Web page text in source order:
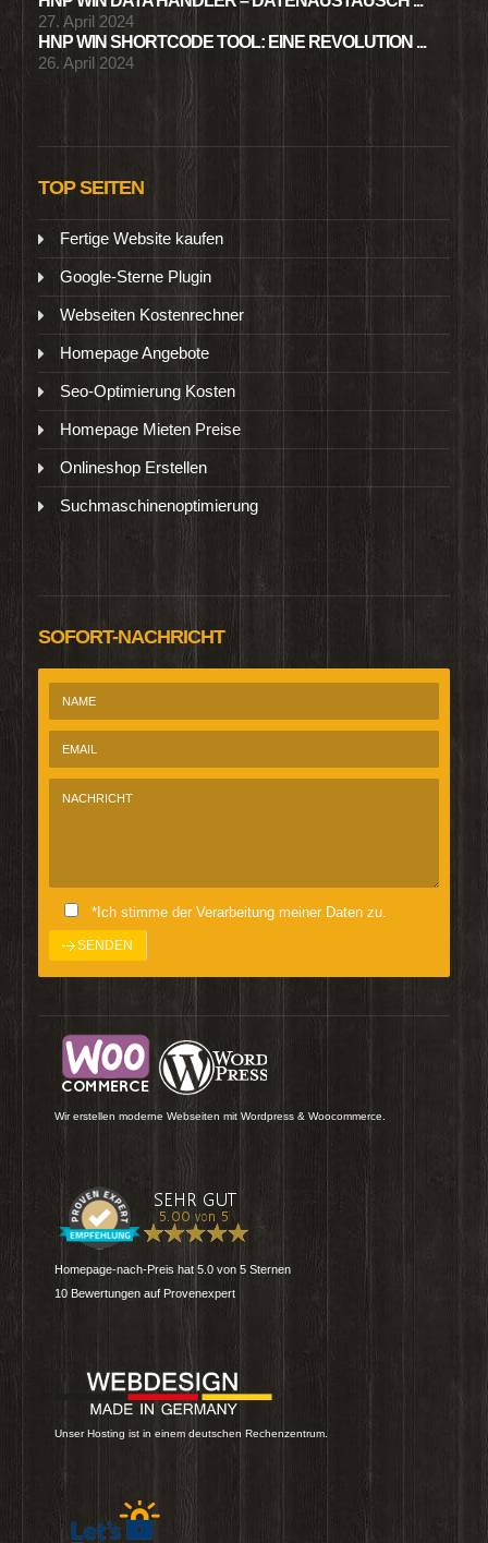
27. April 2024
HNP WIN SHORTCODE TOOL: EINE REVOLUTION ...
26. April 2024
TOP SEITEN
Fertige Website kaufen
Google-Sterne Plugin
Webseiten Kostenrechner
Homepage Angebote
Seo-Optimierung Kosten
Homepage Mieten Preise
Onlineshop Erstellen
Suchmaschinenoptimierung
SOFORT-NACHRICHT
*Ich stimme der Verarbeitung meiner Daten zu.
Wir erstellen moderne Webseiten mit Wordpress & Woocommerce.
Homepage-nach-Preis hat 5.0 von 5 Sternen
10 Bewertungen auf Provenexpert
Unser Hosting ist in einem deutschen Rechenzentrum.